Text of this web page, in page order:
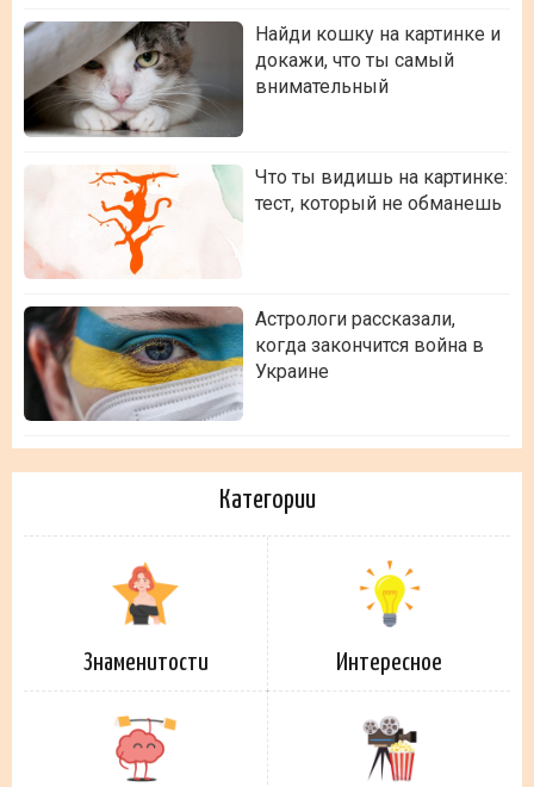
Найди кошку на картинке и
докажи, что ты самый
внимательный
Что ты видишь на картинке:
тест, который не обманешь
Астрологи рассказали,
когда закончится война в
Украине
Категории
Знаменитости Интересное